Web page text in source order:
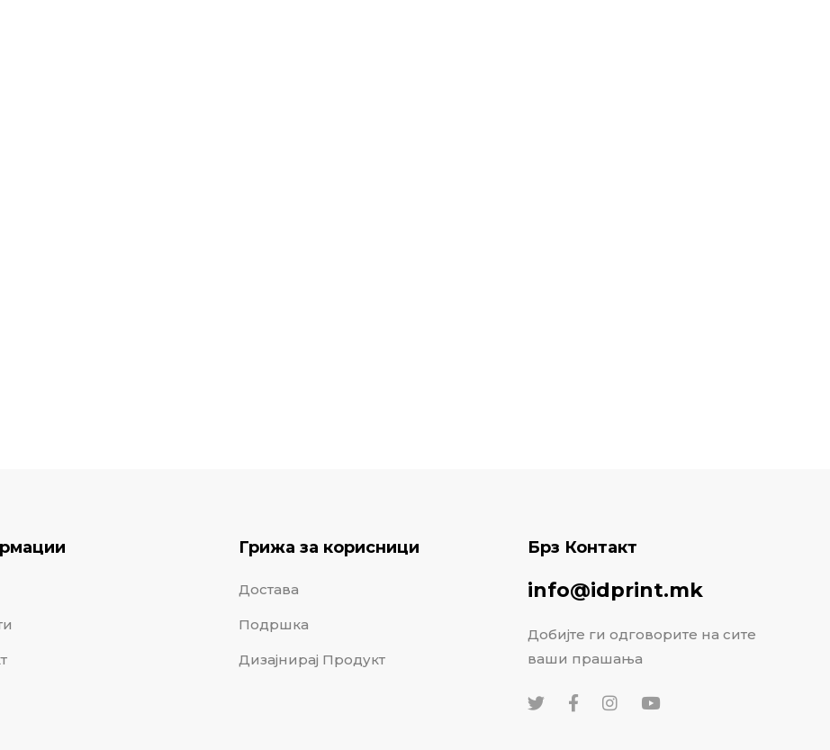
Грижа за корисници
Достава
Подршка
Дизајнирај Продукт
Брз Контакт
info@idprint.mk
Добијте ги одговорите на сите
ваши прашања